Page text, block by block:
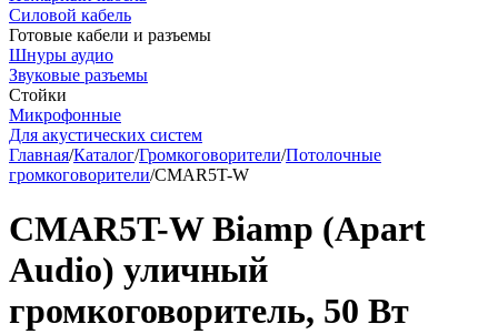
Силовой кабель
Готовые кабели и разъемы
Шнуры аудио
Звуковые разъемы
Стойки
Микрофонные
Для акустических систем
Главная/Каталог/Громкоговорители/Потолочные
громкоговорители/CMAR5T-W
CMAR5T-W Biamp (Apart
Audio) уличный
громкоговоритель, 50 Вт